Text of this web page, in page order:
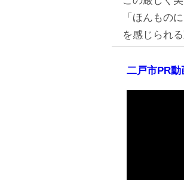
「ほんもの
を感じられ
二戸市PR動